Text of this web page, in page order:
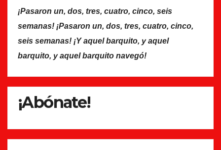
¡Pasaron un, dos, tres, cuatro, cinco, seis
semanas! ¡Pasaron un, dos, tres, cuatro, cinco,
seis semanas! ¡Y aquel barquito, y aquel
barquito, y aquel barquito navegó!
¡Abónate!